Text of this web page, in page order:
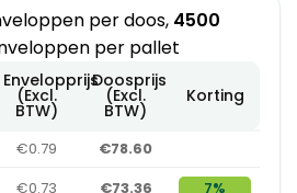
per doos, 4500
per pallet
Envelopprijs
(Excl.
BTW)
Doosprijs
(Excl.
BTW)
Korting
€0.79
€78.60
€0.73 €73.36 7%